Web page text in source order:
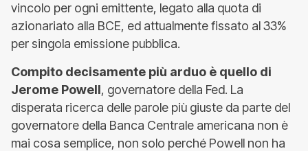
vincolo per ogni emittente, legato alla quota di
azionariato alla BCE, ed attualmente fissato al 33%
per singola emissione pubblica.
Compito decisamente più arduo è quello di
Jerome Powell, governatore della Fed. La
disperata ricerca delle parole più giuste da parte del
governatore della Banca Centrale americana non è
mai cosa semplice, non solo perché Powell non ha